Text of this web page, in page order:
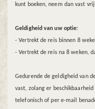
kunt boeken, neem dan vast
Geldigheid van uw optie:
- Vertrekt de reis binnen 8
- Vertrekt de reis na 8 weken,
Gedurende de geldigheid van
vast, zolang er
telefonisch of per e-mail